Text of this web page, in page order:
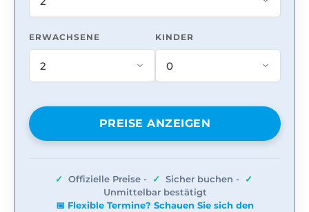
ERWACHSENE KINDER
PREISE ANZEIGEN
✓ Offizielle Preise - ✓ Sicher buchen -
✓
Unmittelbar bestätigt
📅 Flexible Termine? Schauen Sie sich den